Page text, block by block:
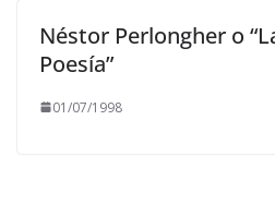
Néstor Perlongher o
Poesía”
01/07/1998